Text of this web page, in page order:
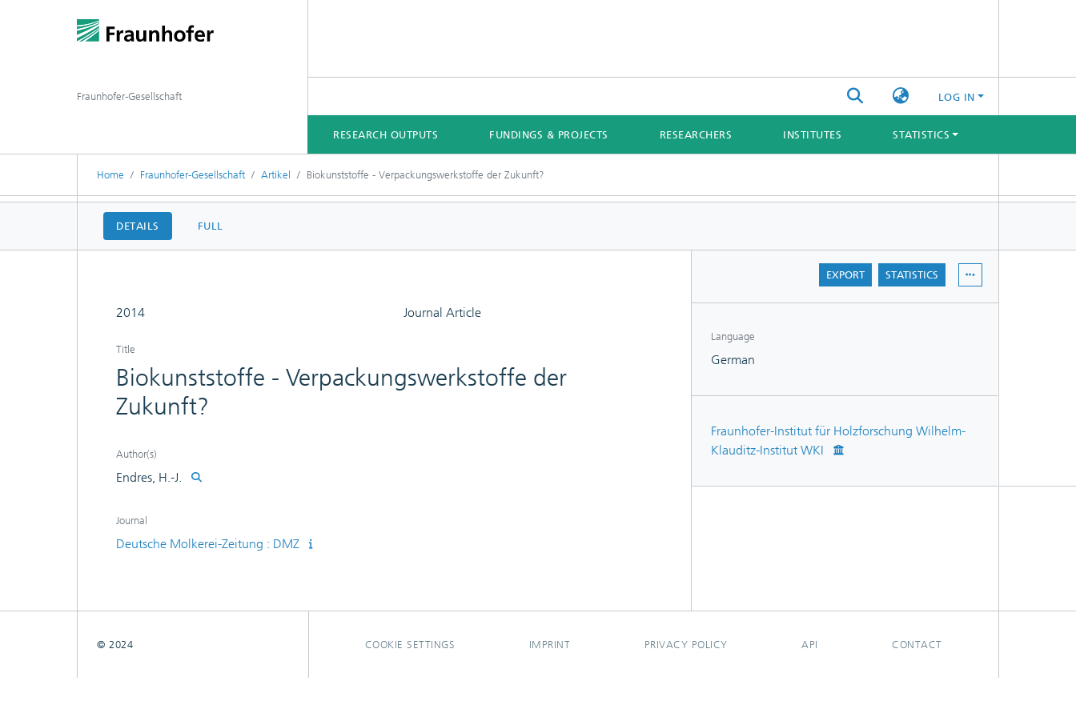
LOG IN
RESEARCH OUTPUTS FUNDINGS & PROJECTS RESEARCHERS INSTITUTES STATISTICS
Fraunhofer-Gesellschaft
Home Fraunhofer-Gesellschaft Artikel Biokunststoffe - Verpackungswerkstoffe der Zukunft?
DETAILS FULL
EXPORT STATISTICS
2014 Journal Article
Title
Biokunststoffe - Verpackungswerkstoffe der
Zukunft?
Author(s)
Endres, H.-J.
Journal
Deutsche Molkerei-Zeitung : DMZ
Language
German
Fraunhofer-Institut für Holzforschung Wilhelm-
Klauditz-Institut WKI
COOKIE SETTINGS IMPRINT PRIVACY POLICY API CONTACT
© 2024